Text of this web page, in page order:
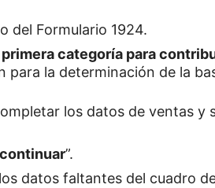
del Formulario 1924.
categoría para
la determinación de la
los datos de ventas y
”.
datos faltantes del cuadro